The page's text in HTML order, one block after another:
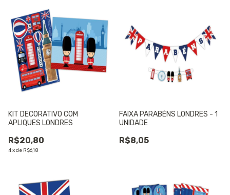
KIT DECORATIVO COM
APLIQUES LONDRES
R$20,80
4xde R$6,18
FAIXA PARABÉNS LONDRES - 1
UNIDADE
R$8,05